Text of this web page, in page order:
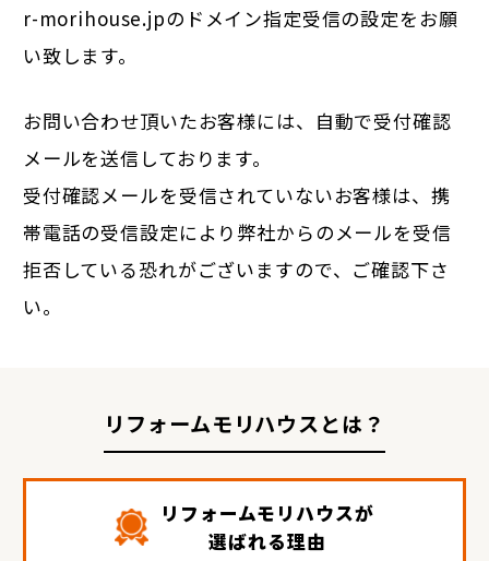
r-morihouse.jpのドメイン指定受信の設定をお願
い致します。
お問い合わせ頂いたお客様には、自動で受付確認
メールを送信しております。
受付確認メールを受信されていないお客様は、携
帯電話の受信設定により弊社からのメールを受信
拒否している恐れがございますので、ご確認下さ
い。
リフォームモリハウスとは？
リフォームモリハウスが
選ばれる理由